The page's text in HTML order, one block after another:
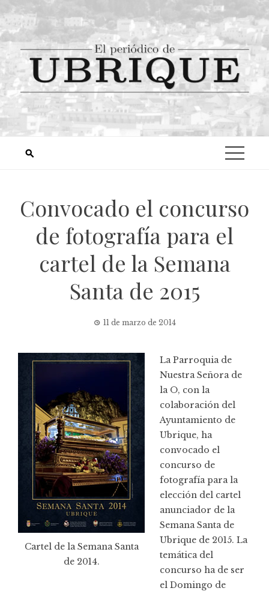
Convocado el concurso
de fotografía para el
cartel de la Semana
Santa de 2015
11 de marzo de 2014
Cartel de la Semana Santa
de 2014.
La Parroquia de
Nuestra Señora de
la O, con la
colaboración del
Ayuntamiento de
Ubrique, ha
convocado el
concurso de
fotografía para la
elección del cartel
anunciador de la
Semana Santa de
Ubrique de 2015. La
temática del
concurso ha de ser
el Domingo de